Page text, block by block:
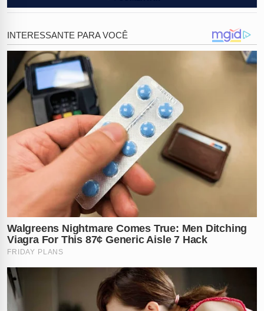
Relato dos acompanhantes
A Guarda Municipal foi acionada e abordou os
acompanhantes. Em depoimento, o grupo revelou que
conheceu Kemily pelas redes sociaise que a viagem
ao litoral havia sido combinada previamente entre eles.
Os amigos contaram que, durante o trajeto, a jovem já
apresentavacomportamento alterado
. Ao chegarem à
praia, ela teria permanecido dentro do carro com dois
integrantes, enquanto os outros foram para a areia.
Pouco depois, perceberam que ela passava mal.
Investigação em curso
O caso ganhou enorme visibilidade nas redes sociais.